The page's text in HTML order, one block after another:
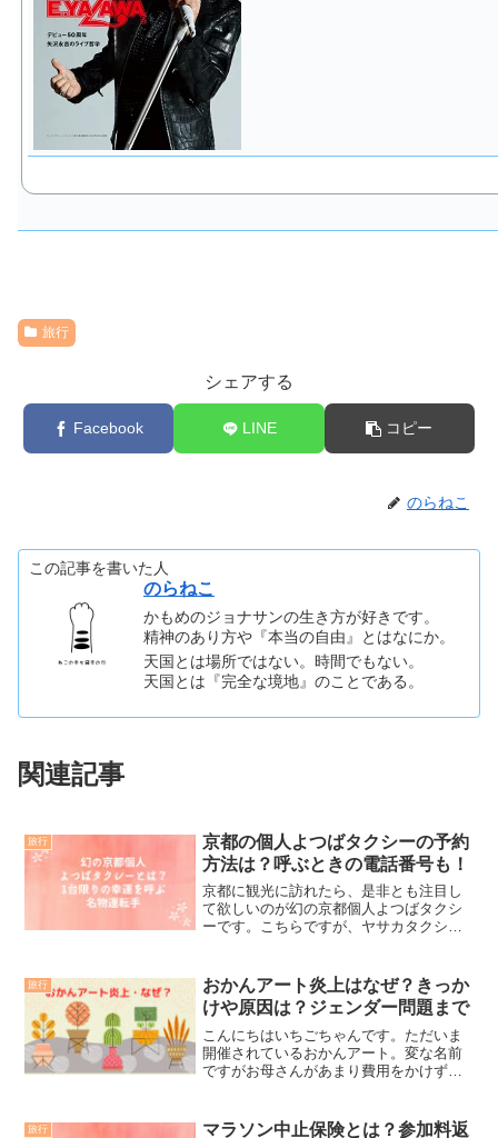
旅行
シェアする
Facebook LINE コピー
のらねこ
この記事を書いた人
のらねこ
かもめのジョナサンの生き方が好きです。
精神のあり方や『本当の自由』とはなにか。
天国とは場所ではない。時間でもない。
天国とは『完全な境地』のことである。
関連記事
旅行
京都の個人よつばタクシーの予約
方法は？呼ぶときの電話番号も！
京都に観光に訪れたら、是非とも注目し
て欲しいのが幻の京都個人よつばタクシ
ーです。こちらですが、ヤサカタクシー
回、筆者は、京都ではたった1台しかない
幸運を呼ぶ名物運転手の...
旅行
おかんアート炎上はなぜ？きっか
けや原因は？ジェンダー問題まで
こんにちはいちごちゃんです。ただいま
開催されているおかんアート。変な名前
ですがお母さんがあまり費用をかけずに
す。カーテンクリップとかを洗濯バサミ
旅行 マラソン中止保険とは？参加料返